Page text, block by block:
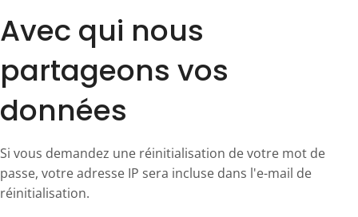
Avec qui nous
partageons vos
données
Si vous demandez une réinitialisation de votre mot de
passe, votre adresse IP sera incluse dans l'e-mail de
réinitialisation.